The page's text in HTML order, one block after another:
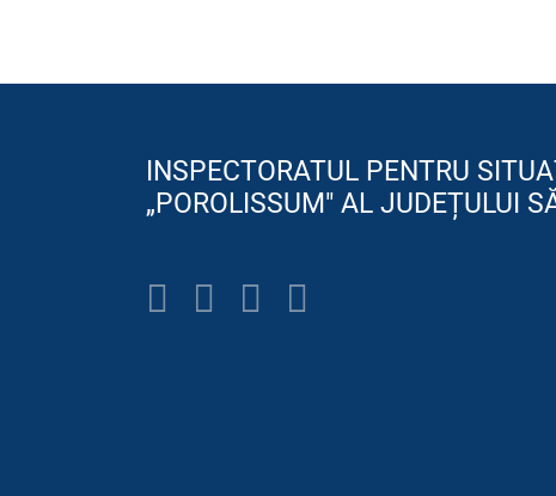
INSPECTORATUL PENTRU
„POROLISSUM" AL JUDEȚULUI